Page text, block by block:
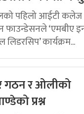
पहिलो आईटी कलेज
फाउन्डेसनले ‘एमबीए
कार्यक्रम...
गठन र ओलीको
प्रश्न